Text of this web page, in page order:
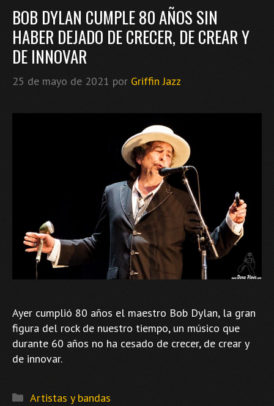
BOB DYLAN CUMPLE 80 AÑOS SIN
HABER DEJADO DE CRECER, DE CREAR Y
DE INNOVAR
25 de mayo de 2021 por Griffin Jazz
Ayer cumplió 80 años el maestro Bob Dylan, la gran
figura del rock de nuestro tiempo, un músico que
durante 60 años no ha cesado de crecer, de crear y
de innovar.
Categorías
Artistas y bandas